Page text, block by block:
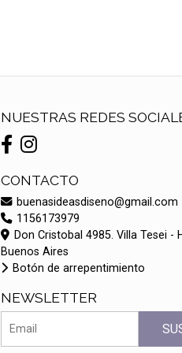
NUESTRAS REDES
CONTACTO
buenasideasdiseno@gmail.com
1156173979
Don Cristobal 4985. Villa Tesei -
Buenos Aires
Botón de arrepentimiento
NEWSLETTER